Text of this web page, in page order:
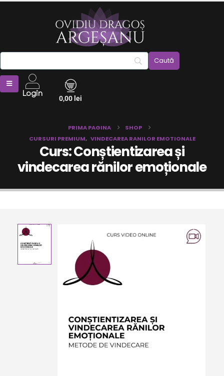
Login 0,00 lei
PRIMA PAGINA
SHOP
CURSURI PREMIUM, VINDECAREA RANILOR EMOTIONALE
Curs: Conștientizarea și
vindecarea rănilor emoționale